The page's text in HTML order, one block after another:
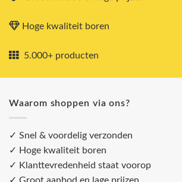
Hoge kwaliteit boren
5.000+ producten
Waarom shoppen via ons?
✓ Snel & voordelig verzonden
✓ Hoge kwaliteit boren
✓ Klanttevredenheid staat voorop